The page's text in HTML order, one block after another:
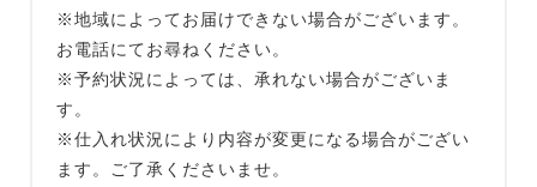
※地域によってお届けできない場合がございます。
お電話にてお尋ねください。
※予約状況によっては、承れない場合がございま
す。
※仕入れ状況により内容が変更になる場合がござい
ます。ご了承くださいませ。